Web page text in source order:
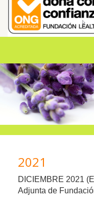
2021
DICIEMBRE 2021
Adjunta de